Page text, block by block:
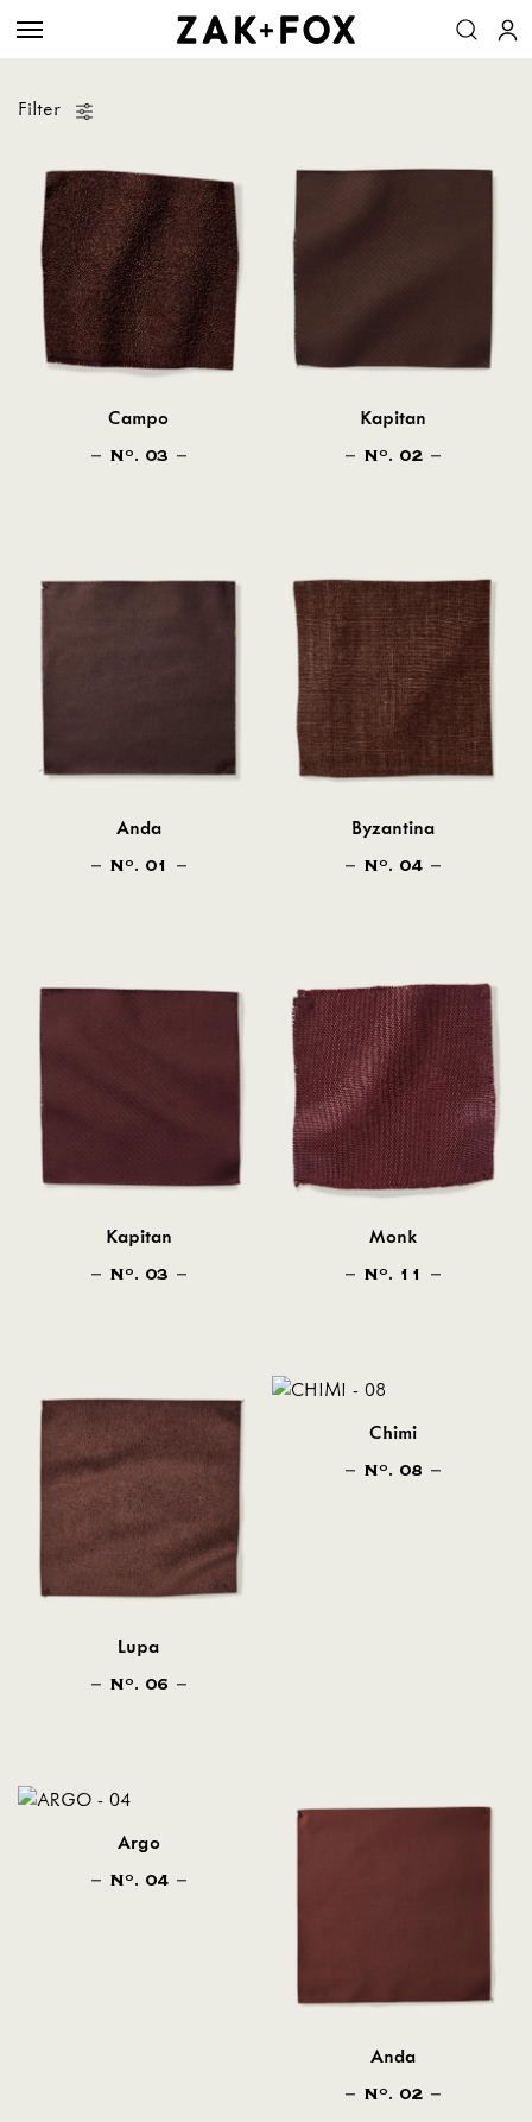
Filter
Campo
NO . 03
Kapitan
NO . 02
Anda
NO . 01
Byzantina
NO . 04
Kapitan
NO . 03
Monk
NO . 11
Lupa
NO . 06
Chimi
NO . 08
Argo
NO . 04
Anda
NO . 02